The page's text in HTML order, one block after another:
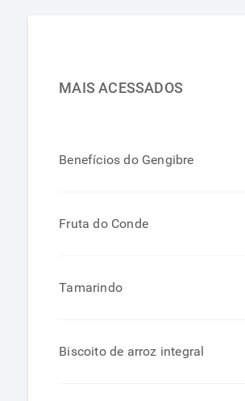
MAIS ACESSADOS
Benefícios do Gengibre
Fruta do Conde
Tamarindo
Biscoito de arroz integral